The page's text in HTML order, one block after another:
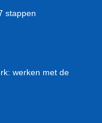
stappen
werken met de